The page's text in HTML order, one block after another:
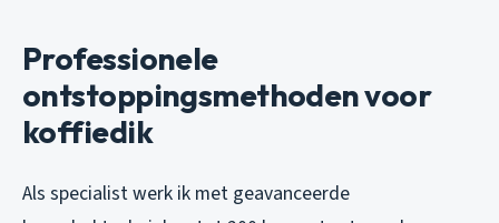
Professionele
ontstoppingsmethoden voor
koffiedik
Als specialist werk ik met geavanceerde